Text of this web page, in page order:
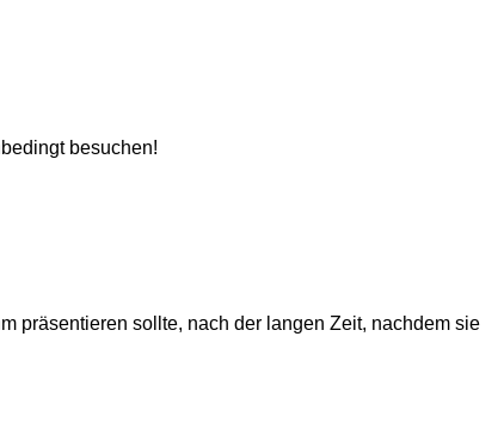
besuchen!
präsentieren sollte, nach der langen Zeit, nachdem sie